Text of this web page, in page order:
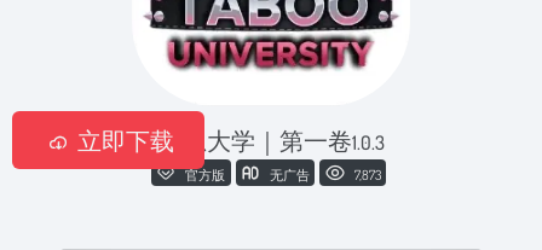
禁忌大学｜第一卷1.0.3
官方版 无广告 7,873
立即下载